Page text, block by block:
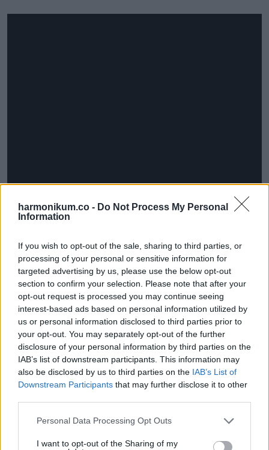
harmonikum.co - Do Not Process My Personal
Information
If you wish to opt-out of the sale, sharing to third parties, or
processing of your personal or sensitive information for
targeted advertising by us, please use the below opt-out
section to confirm your selection. Please note that after your
opt-out request is processed you may continue seeing
interest-based ads based on personal information utilized by
us or personal information disclosed to third parties prior to
your opt-out. You may separately opt-out of the further
disclosure of your personal information by third parties on the
IAB’s list of downstream participants. This information may
also be disclosed by us to third parties on the IAB’s List of
Downstream Participants that may further disclose it to other
Please note that this website/app uses one or more Google
not limited to your visit or usage behaviour. You may click to
Personal Data Processing Opt Outs
I want to opt-out of the Sharing of my
Hűha! Mikala egy hős mama. Mindannyian azt mondjuk,